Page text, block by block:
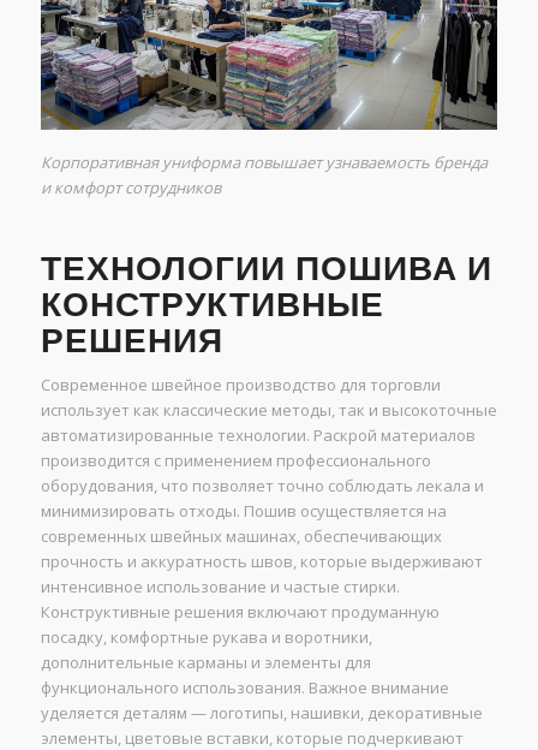
Корпоративная униформа повышает узнаваемость бренда
и комфорт сотрудников
ТЕХНОЛОГИИ ПОШИВА И
КОНСТРУКТИВНЫЕ
РЕШЕНИЯ
Современное швейное производство для торговли
использует как классические методы, так и высокоточные
автоматизированные технологии. Раскрой материалов
производится с применением профессионального
оборудования, что позволяет точно соблюдать лекала и
минимизировать отходы. Пошив осуществляется на
современных швейных машинах, обеспечивающих
прочность и аккуратность швов, которые выдерживают
интенсивное использование и частые стирки.
Конструктивные решения включают продуманную
посадку, комфортные рукава и воротники,
дополнительные карманы и элементы для
функционального использования. Важное внимание
уделяется деталям — логотипы, нашивки, декоративные
элементы, цветовые вставки, которые подчеркивают